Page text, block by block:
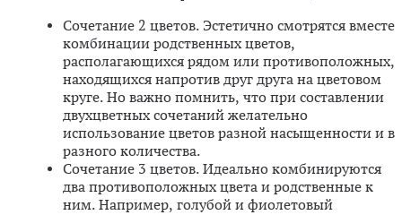
Сочетание 2 цветов. Эстетично смотрятся вместе
комбинации родственных цветов,
располагающихся рядом или противоположных,
находящихся напротив друг друга на цветовом
круге. Но важно помнить, что при составлении
двухцветных сочетаний желательно
использование цветов разной насыщенности и в
разного количества.
Сочетание 3 цветов. Идеально комбинируются
два противоположных цвета и родственные к
ним. Например, голубой и фиолетовый